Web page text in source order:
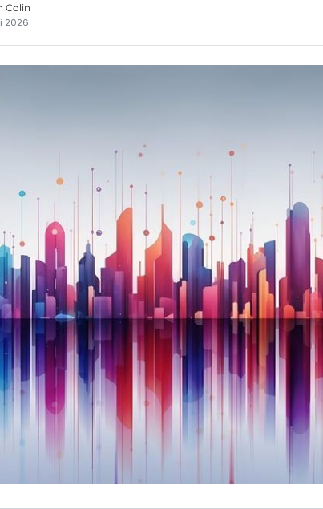
Colin
2026